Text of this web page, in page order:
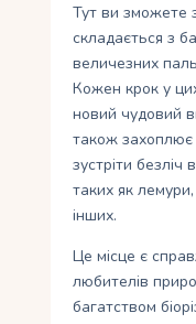
Тут ви зможете
складається з
величезних
Кожен крок у
новий чудовий
також захоплює
зустріти безліч
таких як
інших.
Це місце є
любителів
багатством